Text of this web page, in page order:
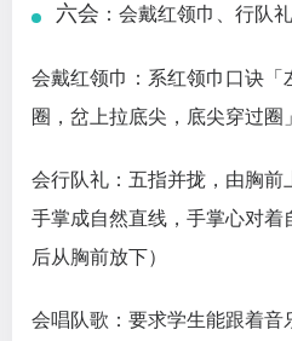
六会 ：会戴红领巾、行队
会戴红领巾：系红领巾口诀「
圈，岔上拉底尖，底尖穿过圈」
会行队礼：五指并拢，由胸前
手掌成自然直线，手掌心对着
后从胸前放下）
会唱队歌：要求学生能跟着音